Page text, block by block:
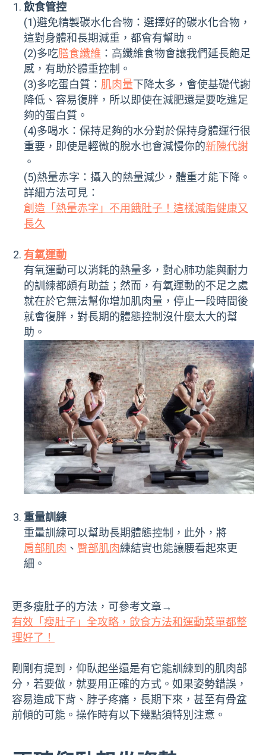
飲食管控
(1)避免精製碳水化合物：選擇好的碳水化合物，
這對身體和長期減重，都會有幫助。
(2)多吃膳食纖維 ：高纖維食物會讓我們延長飽足
感，有助於體重控制。
(3)多吃蛋白質： 肌肉量下降太多，會使基礎代謝
降低、容易復胖，所以即使在減肥還是要吃進足
夠的蛋白質。
(4)多喝水：保持足夠的水分對於保持身體運行很
重要，即使是輕微的脫水也會減慢你的新陳代謝
。
(5)熱量赤字：攝入的熱量減少，體重才能下降。
詳細方法可見：
創造「熱量赤字」不用餓肚子！這樣減脂健康又
長久
有氧運動
有氧運動可以消耗的熱量多，對心肺功能與耐力
的訓練都頗有助益；然而，有氧運動的不足之處
就在於它無法幫你增加肌肉量，停止一段時間後
就會復胖，對長期的體態控制沒什麼太大的幫
助。
重量訓練
重量訓練可以幫助長期體態控制，此外，將
肩部肌肉 、 臀部肌肉練結實也能讓腰看起來更
細。
更多瘦肚子的方法，可參考文章→
有效「瘦肚子」全攻略，飲食方法和運動菜單都整
理好了！
剛剛有提到，仰臥起坐還是有它能訓練到的肌肉部
分，若要做，就要用正確的方式。如果姿勢錯誤，
容易造成下背、脖子疼痛，長期下來，甚至有骨盆
前傾的可能。操作時有以下幾點須特別注意。